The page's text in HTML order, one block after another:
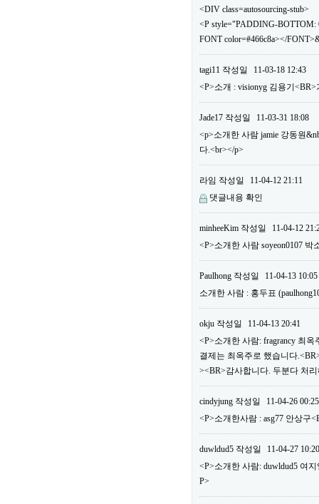
<DIV class=autosourcing-stub>
<P style="PADDING-
FONT color=#466c8a></
tagi11 작성일
11-03-18 12:43
<P>소개 : visionyg 김용기
Jade17 작성일
11-03-31 18:08
<p>소개한 사람 jamie 강동원
다.<br></p>
라임 작성일
11-04-12 21:11
댓글내용 확인
minheeKim 작성일
11-04-12
<P>소개한 사람 soyeon0107 박
Paulhong 작성일
11-04-13 10:05
소개한 사람 : 홍두표
okju 작성일
11-04-13 20:41
<P>소개한 사람: fragrancy 최
결제는 최옥주로 했습니다
><BR>감사합니다. 두분다 처
cindyjung 작성일
11-04-26 00:25
<P>소개한사람 : asg77 안상구
duwldud5 작성일
11-04-27 10:20
<P>소개한 사람: duwldud5 여
P>